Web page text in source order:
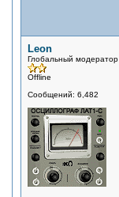
Leon
Глобальный модератор
Offline
Сообщений: 6,482